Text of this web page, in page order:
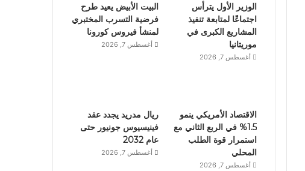
الوزير الأول يترأس
اجتماعًا لمتابعة تنفيذ
المشاريع الكبرى في
موريتانيا
أغسطس 7, 2026
البيت الأبيض يعيد طرح
فرضية التسرب المختبري
لمنشأ فيروس كورونا
أغسطس 7, 2026
الاقتصاد الأمريكي ينمو
1.5% في الربع الثاني مع
استمرار قوة الطلب
المحلي
أغسطس 7, 2026
ريال مدريد يجدد عقد
فينيسيوس جونيور حتى
عام 2032
أغسطس 7, 2026